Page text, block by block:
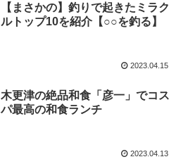
【まさかの】釣りで起きたミラク
ルトップ10を紹介【○○を釣る】
2023.04.15
木更津の絶品和食「彦一」でコス
パ最高の和食ランチ
2023.04.13